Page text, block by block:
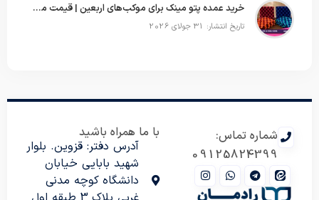
خرید عمده پتو مینک برای موکب‌های اربعین | قیمت مناسب و ارسال سریع
تاریخ انتشار: 31 جولای 2026
شماره تماس:
09125824399
با ما همراه باشید
آدرس دفتر: قزوین. بلوار
شهید بابایی خیابان
دانشگاه کوچه مدنی